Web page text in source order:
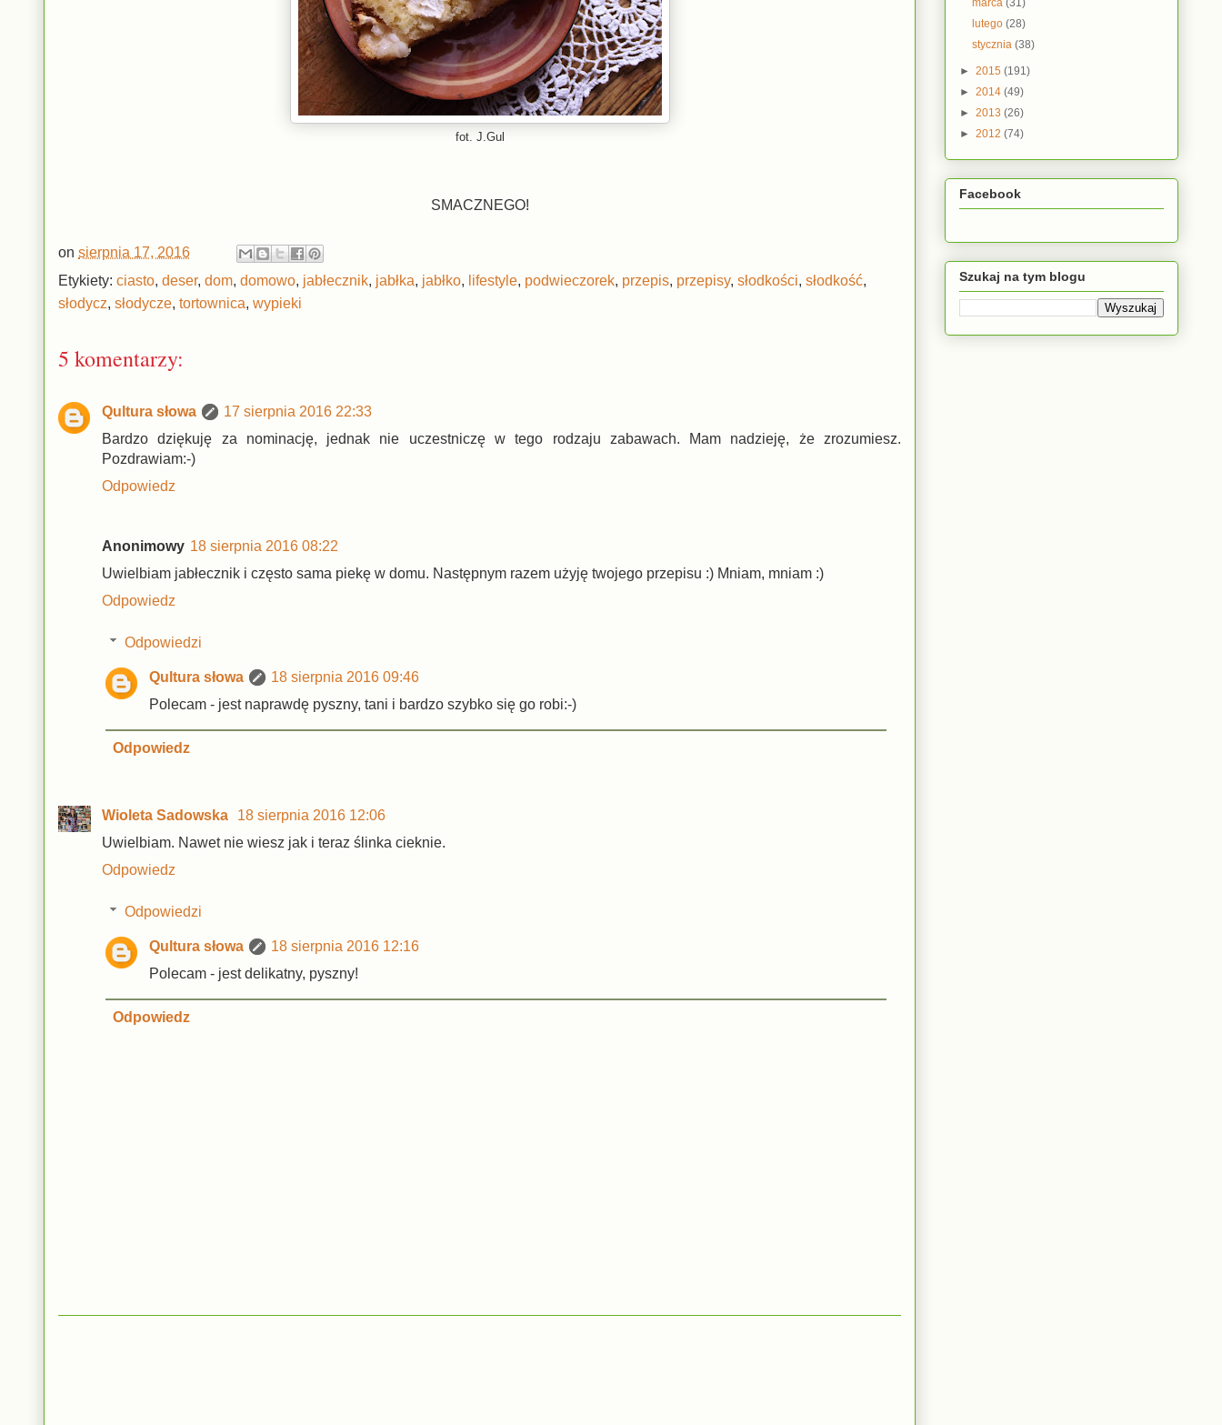
fot. J.Gul
SMACZNEGO!
on sierpnia 17, 2016
Etykiety: ciasto, deser, dom, domowo, jabłecznik, jabłka, jabłko, lifestyle, podwieczorek, przepis, przepisy, słodkości, słodkość,
słodycz, słodycze, tortownica, wypieki
5 komentarzy:
Qultura słowa
17 sierpnia 2016 22:33
Bardzo dziękuję za nominację, jednak nie uczestniczę w tego rodzaju zabawach. Mam nadzieję, że zrozumiesz.
Pozdrawiam:-)
Odpowiedz
Anonimowy 18 sierpnia 2016 08:22
Uwielbiam jabłecznik i często sama piekę w domu. Następnym razem użyję twojego przepisu :) Mniam, mniam :)
Odpowiedz
Odpowiedzi
Qultura słowa
18 sierpnia 2016 09:46
Polecam - jest naprawdę pyszny, tani i bardzo szybko się go robi:-)
Odpowiedz
Wioleta Sadowska
18 sierpnia 2016 12:06
Uwielbiam. Nawet nie wiesz jak i teraz ślinka cieknie.
Odpowiedz
Odpowiedzi
Qultura słowa
18 sierpnia 2016 12:16
Polecam - jest delikatny, pyszny!
Odpowiedz
lutego(28)
stycznia(38)
► 2015 (191)
► 2014 (49)
► 2013 (26)
► 2012 (74)
Facebook
Szukaj na tym blogu